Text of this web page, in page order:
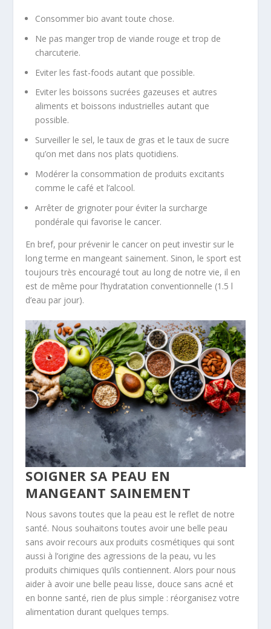
Consommer bio avant toute chose.
Ne pas manger trop de viande rouge et trop de
charcuterie.
Eviter les fast-foods autant que possible.
Eviter les boissons sucrées gazeuses et autres
aliments et boissons industrielles autant que
possible.
Surveiller le sel, le taux de gras et le taux de sucre
qu’on met dans nos plats quotidiens.
Modérer la consommation de produits excitants
comme le café et l’alcool.
Arrêter de grignoter pour éviter la surcharge
pondérale qui favorise le cancer.
En bref, pour prévenir le cancer on peut investir sur le
long terme en mangeant sainement. Sinon, le sport est
toujours très encouragé tout au long de notre vie, il en
est de même pour l’hydratation conventionnelle (1.5 l
d’eau par jour).
SOIGNER SA PEAU EN
MANGEANT SAINEMENT
Nous savons toutes que la peau est le reflet de notre
santé. Nous souhaitons toutes avoir une belle peau
sans avoir recours aux produits cosmétiques qui sont
aussi à l’origine des agressions de la peau, vu les
produits chimiques qu’ils contiennent. Alors pour nous
aider à avoir une belle peau lisse, douce sans acné et
en bonne santé, rien de plus simple : réorganisez votre
alimentation durant quelques temps.